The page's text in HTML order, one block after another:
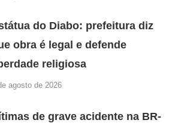
do Diabo: prefeitura diz
obra é legal e defende
religiosa
agosto de 2026
de grave acidente na BR-